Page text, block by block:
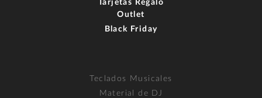
Tarjetas Regalo
Outlet
Black Friday
Teclados Musicales
Material de DJ